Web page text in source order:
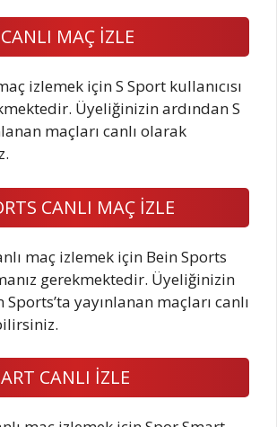
MAÇ İZLE
izlemek için S Sport kullanıcısı
Üyeliğinizin ardından S
maçları canlı olarak
CANLI MAÇ İZLE
maç izlemek için Bein Sports
gerekmektedir. Üyeliğinizin
yayınlanan maçları canlı
CANLI İZLE